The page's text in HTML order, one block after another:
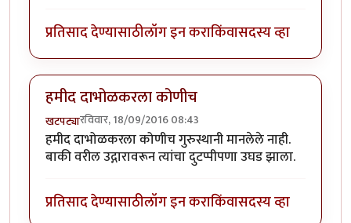
प्रतिसाद देण्यासाठीलॉग इन कराकिंवासदस्य व्हा
हमीद दाभोळकरला कोणीच
खटपट्यारविवार, 18/09/2016 08:43
हमीद दाभोळकरला कोणीच गुरुस्थानी मानलेले नाही.
बाकी वरील उद्गारावरून त्यांचा दुटप्पीपणा उघड झाला.
प्रतिसाद देण्यासाठीलॉग इन कराकिंवासदस्य व्हा